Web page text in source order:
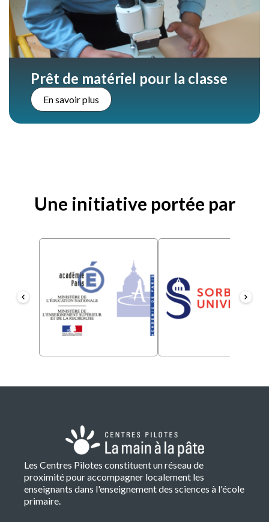
Prêt de matériel pour la classe
En savoir plus
Une initiative portée par
Les Centres Pilotes constituent un réseau de
proximité pour accompagner localement les
enseignants dans l'enseignement des sciences à l'école
primaire.